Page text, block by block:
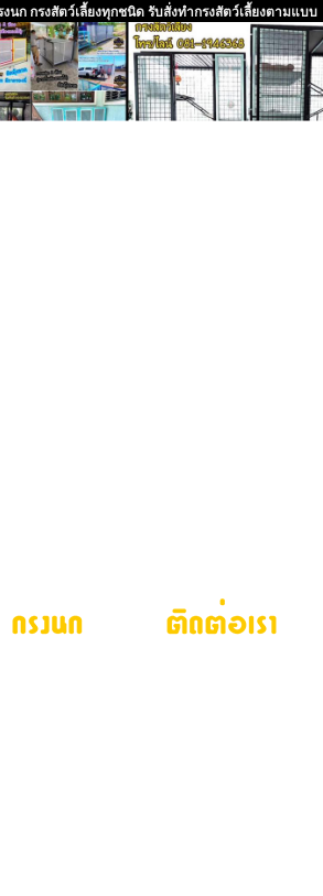
นก กรงสัตว์เลี้ยงทุกชนิด รับสั่งทำกรงสัตว์เลี้ยงตามแบบ